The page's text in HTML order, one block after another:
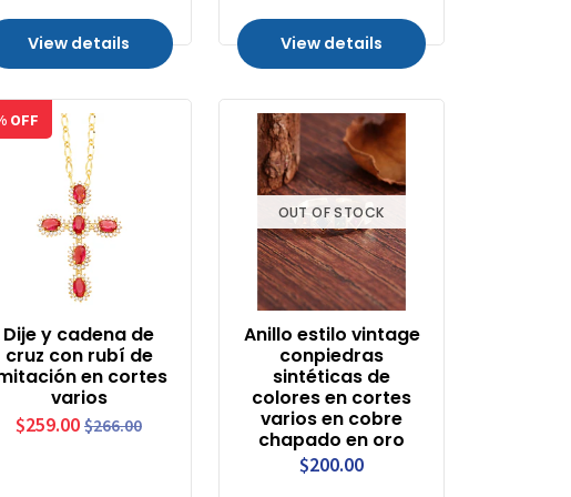
View details View details
OFF
Dije y cadena de
cruz con rubí de
en cortes
varios
$259.00 $266.00
OUT OF STOCK
Anillo estilo vintage
conpiedras
sintéticas de
colores en cortes
varios en cobre
chapado en oro
$200.00